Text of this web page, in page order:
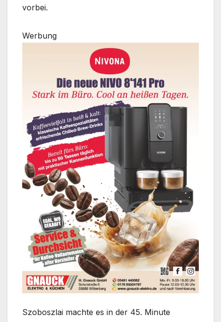
vorbei.
Werbung
Szoboszlai machte es in der 45. Minute